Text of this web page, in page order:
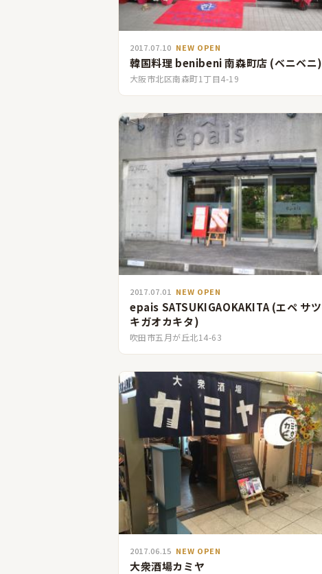
2017.07.10 NEW OPEN
韓国料理 benibeni 南森町店 (ベニベニ)
大阪市北区南森町1丁目4-19
2017.07.01 NEW OPEN
epais SATSUKIGAOKAKITA (エペ サツ
キガオカキタ)
吹田市五月が丘北14-63
2017.06.15 NEW OPEN
大衆酒場カミヤ